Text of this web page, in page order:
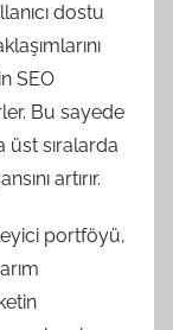
dostu
SEO
Bu sayede
üst sıralarda
artırır.
portföyü,